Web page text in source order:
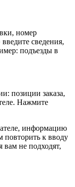
номер
сведения,
подъезды в
позиции заказа,
Нажмите
информацию
повторить к вводу
вам не подходят,